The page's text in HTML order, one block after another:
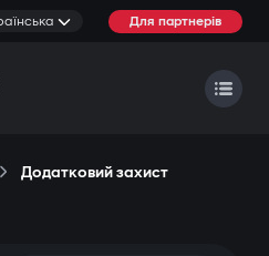
Для партнерів
Додатковий захист